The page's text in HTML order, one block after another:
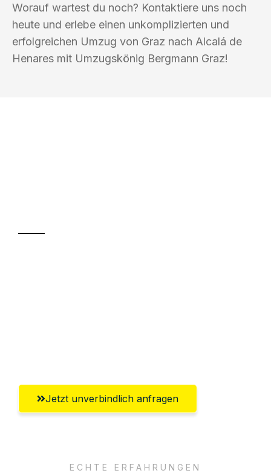
Worauf wartest du noch? Kontaktiere uns noch
heute und erlebe einen unkomplizierten und
erfolgreichen Umzug von Graz nach Alcalá de
Henares mit Umzugskönig Bergmann Graz!
Jetzt unverbindlich anfragen
ECHTE ERFAHRUNGEN